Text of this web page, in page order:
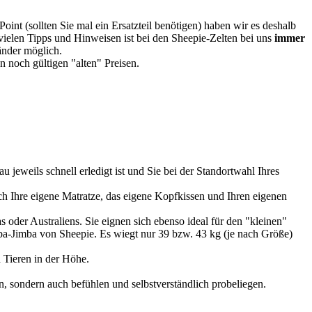
(sollten Sie mal ein Ersatzteil benötigen) haben wir es deshalb
Tipps und Hinweisen ist bei den Sheepie-Zelten bei uns immer
möglich.
noch gültigen "alten" Preisen.
jeweils schnell erledigt ist und Sie bei der Standortwahl Ihres
eigene Matratze, das eigene Kopfkissen und Ihren eigenen
oder Australiens. Sie eignen sich ebenso ideal für den "kleinen"
Jimba von Sheepie. Es wiegt nur 39 bzw. 43 kg (je nach Größe)
in der Höhe.
sondern auch befühlen und selbstverständlich probeliegen.